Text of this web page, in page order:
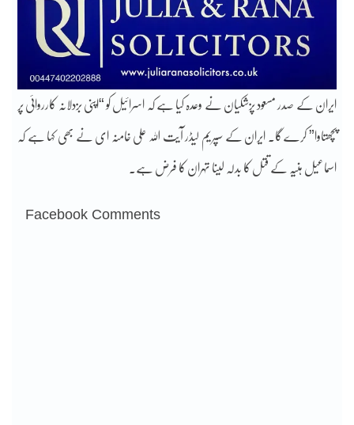
ایران کے صدر مسعود پزشکیان نے وعدہ کیا ہے کہ اسرائیل کو “اپنی بزدلانہ کارروائی پر
پچھتاوا” کرے گا۔ ایران کے سپریم لیڈر آیت اللہ علی خامنہ ای نے بھی کہا ہے کہ
اسماعیل ہنیہ کے قتل کا بدلہ لینا تہران کا فرض ہے۔
Facebook Comments